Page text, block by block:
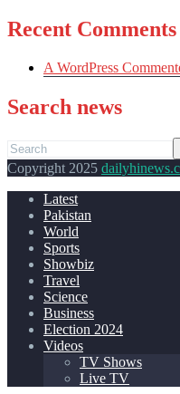
Recent Comments
A WordPress
Search news
Copyright 2025
Latest
Pakistan
World
Sports
Showbiz
Travel
Science
Business
Election 2024
Videos
TV Shows
Live TV